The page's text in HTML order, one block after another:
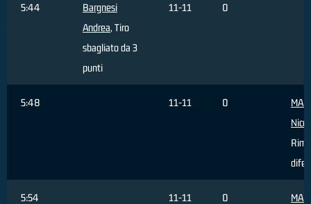
5:44
Bargnesi
Andrea, Tiro
sbagliato da 3
punti
11-11 0
5:48 11-11 0
5:54 11-11 0